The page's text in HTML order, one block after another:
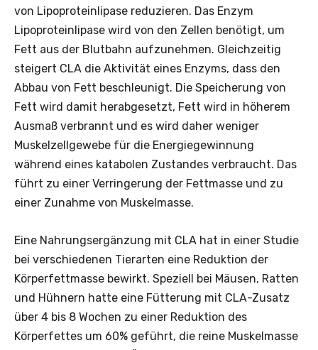
von Lipoproteinlipase reduzieren. Das Enzym
Lipoproteinlipase wird von den Zellen benötigt, um
Fett aus der Blutbahn aufzunehmen. Gleichzeitig
steigert CLA die Aktivität eines Enzyms, dass den
Abbau von Fett beschleunigt. Die Speicherung von
Fett wird damit herabgesetzt, Fett wird in höherem
Ausmaß verbrannt und es wird daher weniger
Muskelzellgewebe für die Energiegewinnung
während eines katabolen Zustandes verbraucht. Das
führt zu einer Verringerung der Fettmasse und zu
einer Zunahme von Muskelmasse.
Eine Nahrungsergänzung mit CLA hat in einer Studie
bei verschiedenen Tierarten eine Reduktion der
Körperfettmasse bewirkt. Speziell bei Mäusen, Ratten
und Hühnern hatte eine Fütterung mit CLA-Zusatz
über 4 bis 8 Wochen zu einer Reduktion des
Körperfettes um 60% geführt, die reine Muskelmasse